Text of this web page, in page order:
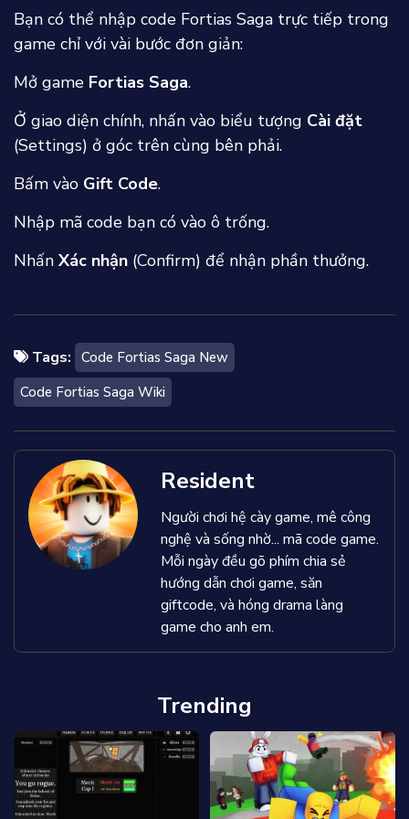
Bạn có thể nhập code Fortias Saga trực tiếp trong
game chỉ với vài bước đơn giản:
Mở game Fortias Saga.
Ở giao diện chính, nhấn vào biểu tượng Cài đặt
(Settings) ở góc trên cùng bên phải.
Bấm vào Gift Code.
Nhập mã code bạn có vào ô trống.
Nhấn Xác nhận (Confirm) để nhận phần thưởng.
Tags: Code Fortias Saga New
Code Fortias Saga Wiki
Resident
Người chơi hệ cày game, mê công
nghệ và sống nhờ... mã code game.
Mỗi ngày đều gõ phím chia sẻ
hướng dẫn chơi game, săn
giftcode, và hóng drama làng
game cho anh em.
Trending